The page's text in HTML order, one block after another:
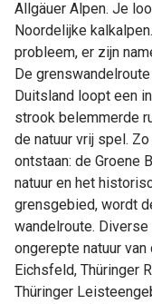
Allgäuer Alpen. Je
Noordelijke
probleem, er zijn
De
Duitsland loopt een
strook belemmerde
de natuur vrij spel.
ontstaan: de Groene
natuur en het
grensgebied, wordt
wandelroute.
ongerepte natuur
Eichsfeld, Thüringer
Thüringer